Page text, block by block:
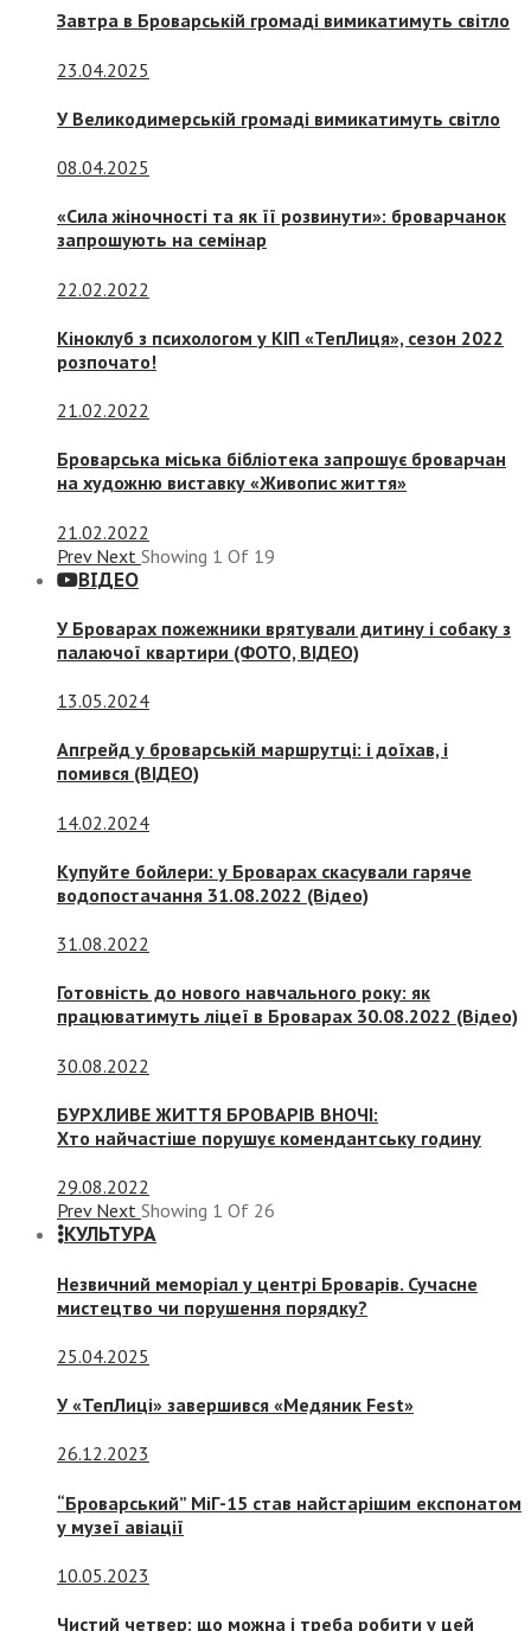
Завтра в Броварській громаді вимикатимуть світло
23.04.2025
У Великодимерській громаді вимикатимуть світло
08.04.2025
«Сила жіночності та як її розвинути»: броварчанок
запрошують на семінар
22.02.2022
Кіноклуб з психологом у КІП «ТепЛиця», сезон 2022
розпочато!
21.02.2022
Броварська міська бібліотека запрошує броварчан
на художню виставку «Живопис життя»
21.02.2022
Prev Next Showing 1 Of 19
ВІДЕО
У Броварах пожежники врятували дитину і собаку з
палаючої квартири (ФОТО, ВІДЕО)
13.05.2024
Апгрейд у броварській маршрутці: і доїхав, і
помився (ВІДЕО)
14.02.2024
Купуйте бойлери: у Броварах скасували гаряче
водопостачання 31.08.2022 (Відео)
31.08.2022
Готовність до нового навчального року: як
працюватимуть ліцеї в Броварах 30.08.2022 (Відео)
30.08.2022
БУРХЛИВЕ ЖИТТЯ БРОВАРІВ ВНОЧІ:
Хто найчастіше порушує комендантську годину
29.08.2022
Prev Next Showing 1 Of 26
КУЛЬТУРА
Незвичний меморіал у центрі Броварів. Сучасне
мистецтво чи порушення порядку?
25.04.2025
У «ТепЛиці» завершився «Медяник Fest»
26.12.2023
“Броварський” МіГ-15 став найстарішим експонатом
у музеї авіації
10.05.2023
Чистий четвер: що можна і треба робити у цей